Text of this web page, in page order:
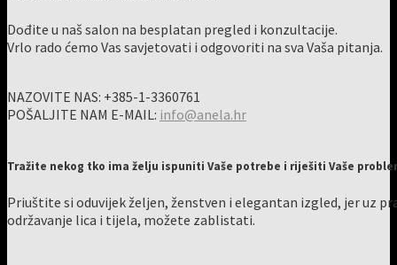
Dođite u naš salon na besplatan pregled i konzultacije.
Vrlo rado ćemo Vas savjetovati i odgovoriti na sva Vaša pitanja.
NAZOVITE NAS: +385-1-3360761
POŠALJITE NAM E-MAIL: info@anela.hr
Tražite nekog tko ima želju ispuniti Vaše potrebe i riješiti Vaše
Priuštite si oduvijek željen, ženstven i elegantan izgled, jer uz
održavanje lica i tijela, možete zablistati.